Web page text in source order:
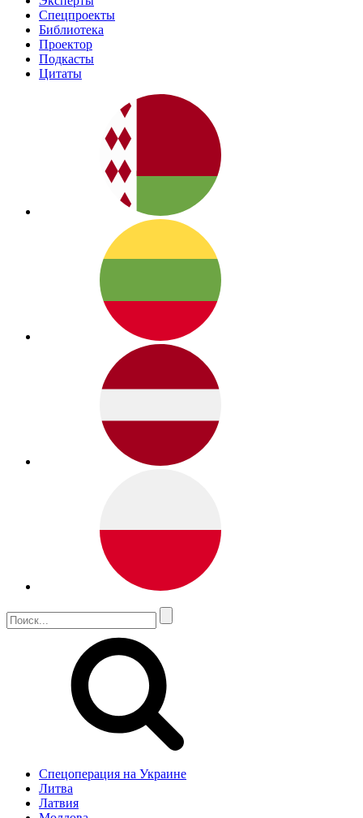
Спецпроекты
Библиотека
Проектор
Подкасты
Цитаты
Спецоперация на Украине
Литва
Латвия